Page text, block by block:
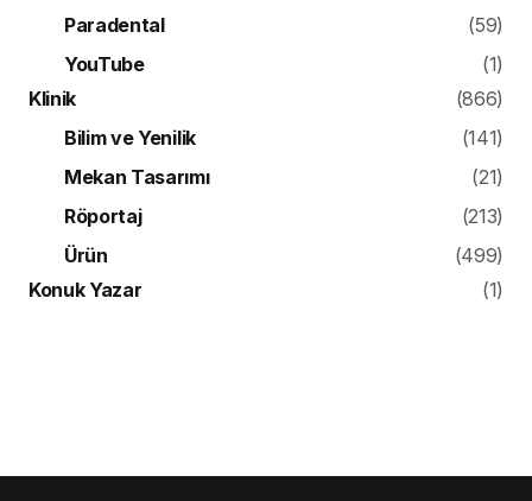
Paradental
(59)
YouTube
(1)
Klinik
(866)
Bilim ve Yenilik
(141)
Mekan Tasarımı
(21)
Röportaj
(213)
Ürün
(499)
Konuk Yazar
(1)